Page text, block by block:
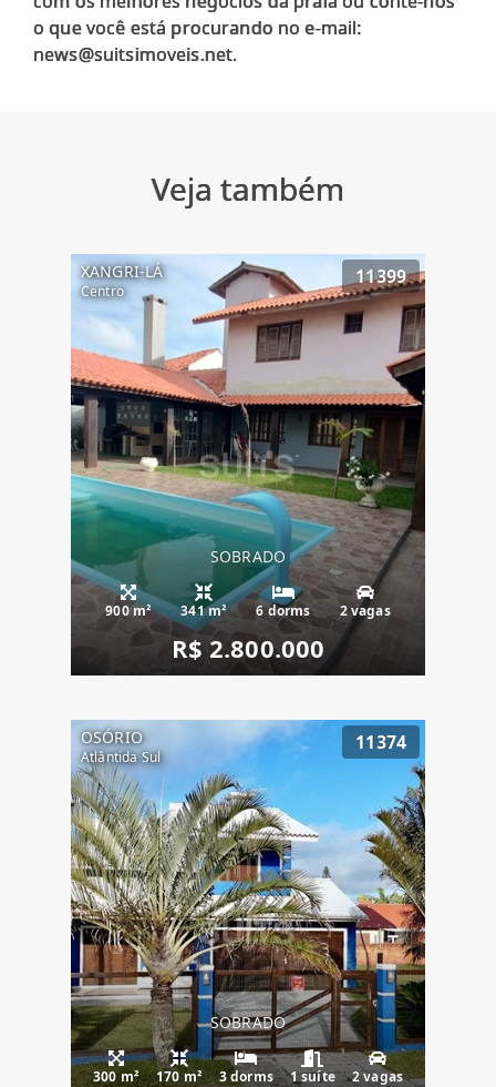
o que você está procurando no e-mail:
Veja também
XANGRI-LÁ
Centro
11399
SOBRADO
900 m² 341 m² 6 dorms 2 vagas
R$ 2.800.000
OSÓRIO
Atlântida Sul
11374
SOBRADO
300 m² 170 m² 3 dorms 1 suíte 2 vagas